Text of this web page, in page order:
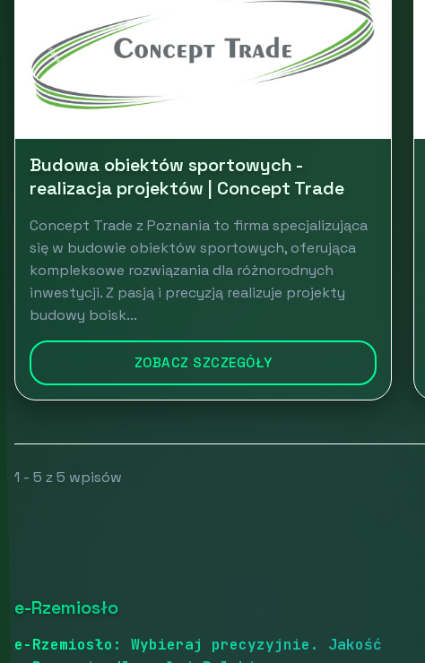
Budowa obiektów sportowych -
realizacja projektów | Concept Trade
Concept Trade z Poznania to firma specjalizująca
się w budowie obiektów sportowych, oferująca
kompleksowe rozwiązania dla różnorodnych
inwestycji. Z pasją i precyzją realizuje projekty
budowy boisk...
ZOBACZ SZCZEGÓŁY
1 - 5 z 5 wpisów
e-Rzemiosło
e-Rzemiosło: Wybieraj precyzyjnie. Jakość